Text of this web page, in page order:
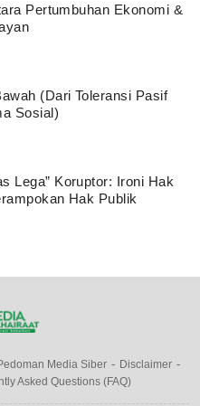
Pertumbuhan Ekonomi &
(Dari Toleransi Pasif
Sosial)
Lega” Koruptor: Ironi Hak
Hak Publik
Media Siber
Disclaimer
Asked Questions (FAQ)